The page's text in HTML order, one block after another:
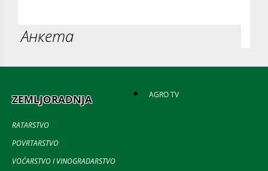
Анкета
ZEMLJORADNJA
RATARSTVO
POVRTARSTVO
VOĆARSTVO I VINOGRADARSTVO
AGRO TV